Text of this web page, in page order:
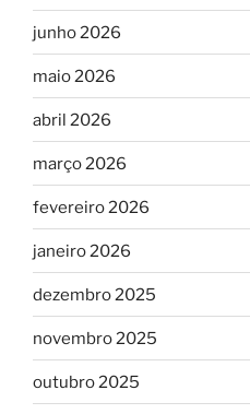
junho 2026
maio 2026
abril 2026
março 2026
fevereiro 2026
janeiro 2026
dezembro 2025
novembro 2025
outubro 2025